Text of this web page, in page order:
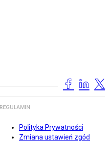
REGULAMIN
Polityka Prywatności
Zmiana ustawień zgód